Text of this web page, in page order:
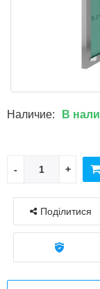
Наличие: В
Поділитися